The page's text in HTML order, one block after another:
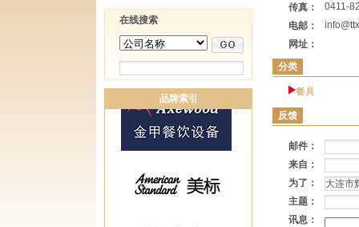
在线搜索
品牌索引
传真：
0411-
电邮：
网址：
分类
餐具
反馈
邮件：
来自：
为了：
主题：
讯息：